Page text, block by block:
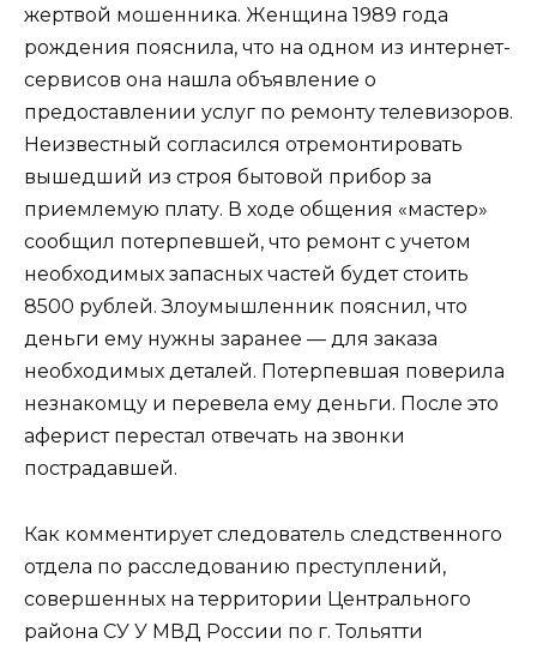
жертвой мошенника. Женщина 1989 года
рождения пояснила, что на одном из интернет-
сервисов она нашла объявление о
предоставлении услуг по ремонту телевизоров.
Неизвестный согласился отремонтировать
вышедший из строя бытовой прибор за
приемлемую плату. В ходе общения «мастер»
сообщил потерпевшей, что ремонт с учетом
необходимых запасных частей будет стоить
8500 рублей. Злоумышленник пояснил, что
деньги ему нужны заранее — для заказа
необходимых деталей. Потерпевшая поверила
незнакомцу и перевела ему деньги. После это
аферист перестал отвечать на звонки
пострадавшей.
Как комментирует следователь следственного
отдела по расследованию преступлений,
совершенных на территории Центрального
района СУ У МВД России по г. Тольятти